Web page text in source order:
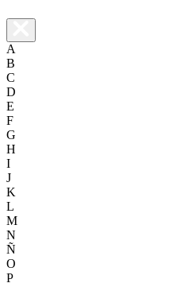
A
B
C
D
E
F
G
H
I
J
K
L
M
N
Ñ
O
P